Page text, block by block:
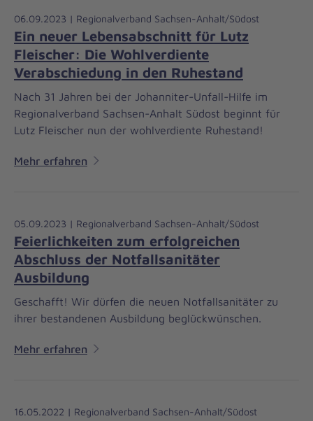
06.09.2023 | Regionalverband Sachsen-Anhalt/Südost
Ein neuer Lebensabschnitt für Lutz
Fleischer: Die Wohlverdiente
Verabschiedung in den Ruhestand
Nach 31 Jahren bei der Johanniter-Unfall-Hilfe im
Regionalverband Sachsen-Anhalt Südost beginnt für
Lutz Fleischer nun der wohlverdiente Ruhestand!
Mehr erfahren
05.09.2023 | Regionalverband Sachsen-Anhalt/Südost
Feierlichkeiten zum erfolgreichen
Abschluss der Notfallsanitäter
Ausbildung
Geschafft! Wir dürfen die neuen Notfallsanitäter zu
ihrer bestandenen Ausbildung beglückwünschen.
Mehr erfahren
16.05.2022 | Regionalverband Sachsen-Anhalt/Südost